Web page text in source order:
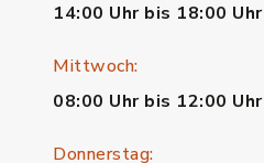
14:00 Uhr bis 18:00 Uhr
Mittwoch:
08:00 Uhr bis 12:00 Uhr
Donnerstag: